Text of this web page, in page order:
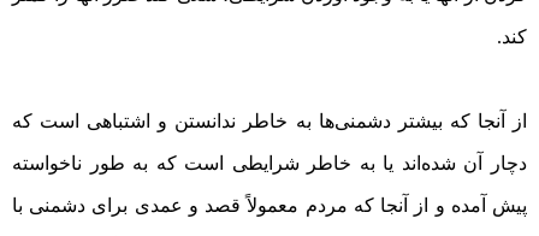
کند.
از آنجا که بیشتر دشمنی‌ها به خاطر ندانستن و اشتباهی است که
دچار آن شده‌اند یا به خاطر شرایطی است که به طور ناخواسته
پیش آمده و از آنجا که مردم معمولاً قصد و عمدی برای دشمنی با